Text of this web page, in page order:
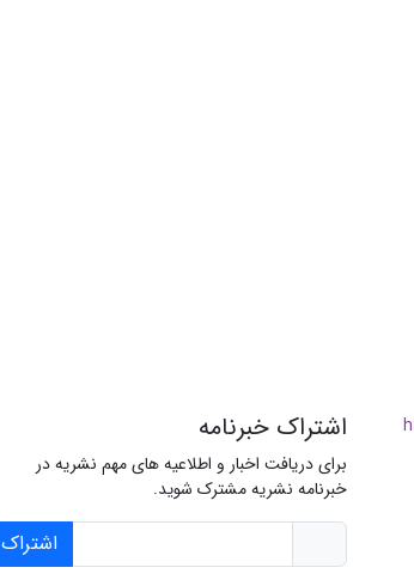
اشتراک خبرنامه
برای دریافت اخبار و اطلاعیه های مهم نشریه در
خبرنامه نشریه مشترک شوید.
اشتراک